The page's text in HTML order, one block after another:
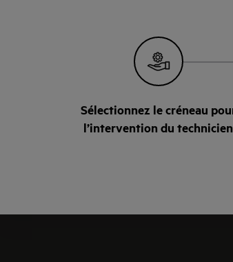
Sélectionnez le créneau
l’intervention du technicien